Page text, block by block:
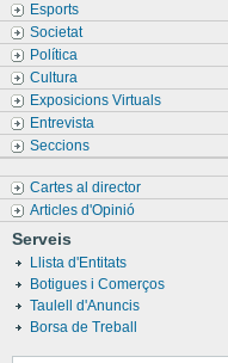
Esports
Societat
Política
Cultura
Exposicions Virtuals
Entrevista
Seccions
Cartes al director
Articles d'Opinió
Serveis
Llista d'Entitats
Botigues i Comerços
Taulell d'Anuncis
Borsa de Treball